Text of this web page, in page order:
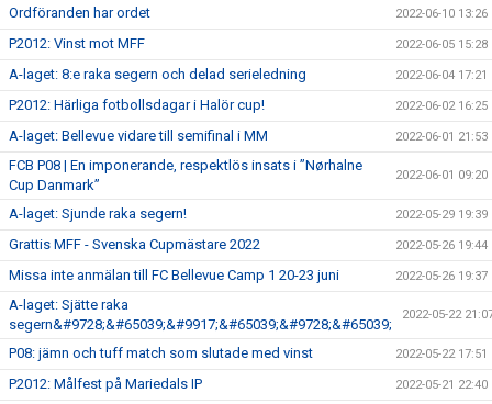
Ordföranden har ordet 2022-06-10 13:26
P2012: Vinst mot MFF 2022-06-05 15:28
A-laget: 8:e raka segern och delad serieledning 2022-06-04 17:21
P2012: Härliga fotbollsdagar i Halör cup! 2022-06-02 16:25
A-laget: Bellevue vidare till semifinal i MM 2022-06-01 21:53
FCB P08 | En imponerande, respektlös insats i ”Nørhalne
Cup Danmark”
2022-06-01 09:20
A-laget: Sjunde raka segern! 2022-05-29 19:39
Grattis MFF - Svenska Cupmästare 2022 2022-05-26 19:44
Missa inte anmälan till FC Bellevue Camp 1 20-23 juni 2022-05-26 19:37
A-laget: Sjätte raka
segern&#9728;&#65039;&#9917;&#65039;&#9728;&#65039;
2022-05-22
P08: jämn och tuff match som slutade med vinst 2022-05-22 17:51
P2012: Målfest på Mariedals IP 2022-05-21 22:40